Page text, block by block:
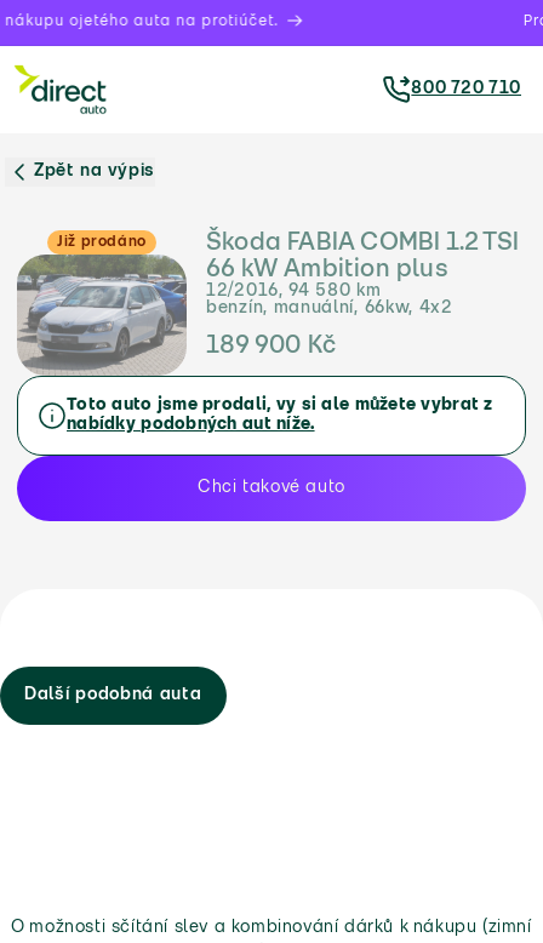
ojetého auta na protiúčet.
800 720 710
Zpět na výpis
Již prodáno
Škoda FABIA COMBI 1.2 TSI
66 kW Ambition plus
12/2016, 94 580 km
benzín, manuální, 66kw, 4x2
189 900 Kč
Toto auto jsme prodali, vy si ale můžete vybrat z
nabídky podobných aut níže.
Chci takové auto
Další podobná auta
O možnosti sčítání slev a kombinování dárků k nákupu (zimní